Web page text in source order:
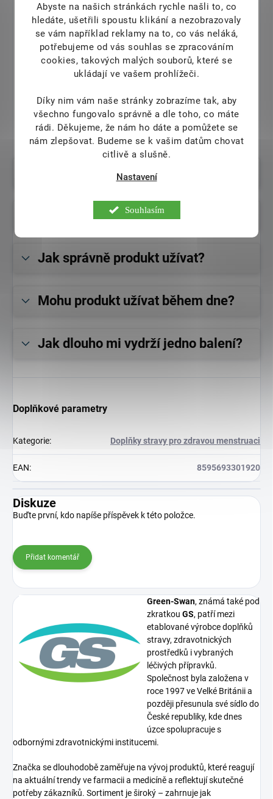
Abyste na našich stránkách rychle našli to, co
hledáte, ušetřili spoustu klikání a nezobrazovaly
se vám například reklamy na to, co vás neláká,
potřebujeme od vás souhlas se zpracováním
cookies, takových malých souborů, které se
ukládají ve vašem prohlížeči.
Díky nim vám naše stránky zobrazíme tak, aby
všechno fungovalo správně a dle toho, co máte
rádi. Děkujeme, že nám ho dáte a pomůžete se
nám zlepšovat. Budeme se k vašim datům chovat
citlivě a slušně.
Nastavení
Souhlasím
Bez alergenů
Produkt neobsahuje laktózu, lepek ani přidaný cukr.
Snadné dávkování
Dávkování je jednoduché: 1-2 kapsle denně pro dospělé, 1
kapsle pro děti od 3 let.
Vhodné pro pleť
Přispívá k ochraně buněk před oxidativním stresem a
normálnímu stavu pokožky.
Pro koho je produkt určen?
Jaké jsou hlavní složky produktu?
Jak správně produkt užívat?
Mohu produkt užívat během dne?
Jak dlouho mi vydrží jedno balení?
Doplňkové parametry
Kategorie: Doplňky stravy pro zdravou menstruaci
EAN: 8595693301920
Diskuze
Buďte první, kdo napíše příspěvek k této položce.
Přidat komentář
Green-Swan, známá také pod
zkratkou GS, patří mezi
etablované výrobce doplňků
stravy, zdravotnických
prostředků i vybraných
léčivých přípravků.
Společnost byla založena v
roce 1997 ve Velké Británii a
později přesunula své sídlo do
České republiky, kde dnes
úzce spolupracuje s
odbornými zdravotnickými institucemi.
Značka se dlouhodobě zaměřuje na vývoj produktů, které reagují
na aktuální trendy ve farmacii a medicíně a reflektují skutečné
potřeby zákazníků. Sortiment je široký – zahrnuje jak